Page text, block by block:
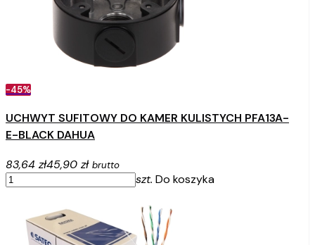
-45%
UCHWYT SUFITOWY DO KAMER KULISTYCH PFA13A-
E-BLACK DAHUA
83,64 zł45,90 zł brutto
szt. Do koszyka